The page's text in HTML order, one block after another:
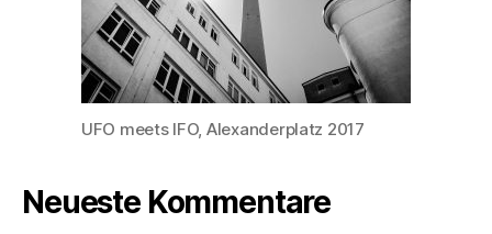
UFO meets IFO, Alexanderplatz 2017
Neueste Kommentare